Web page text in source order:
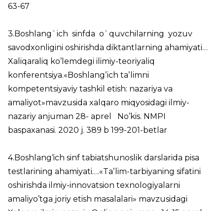
63-67
3.Boshlang`ich sinfda o`quvchilarning yozuv
savodxonligini oshirishda diktantlarning ahamiyati…
Xaliqaraliq ko’lemdegi ilimiy-teoriyaliq
konferentsiya.«Boshlangʼich taʼlimni
kompetentsiyaviy tashkil etish: nazariya va
amaliyot»mavzusida xalqaro miqyosidagi ilmiy-
nazariy anjuman 28- aprel No’kis. NMPI
baspaxanasi. 2020 j. 389 b 199-201-betlar
4.Boshlang‘ich sinf tabiatshunoslik darslarida pisa
testlarining ahamiyati….«Taʼlim-tarbiyaning sifatini
oshirishda ilmiy-innovatsion texnologiyalarni
amaliyo’tga joriy etish masalalari» mavzusidagi